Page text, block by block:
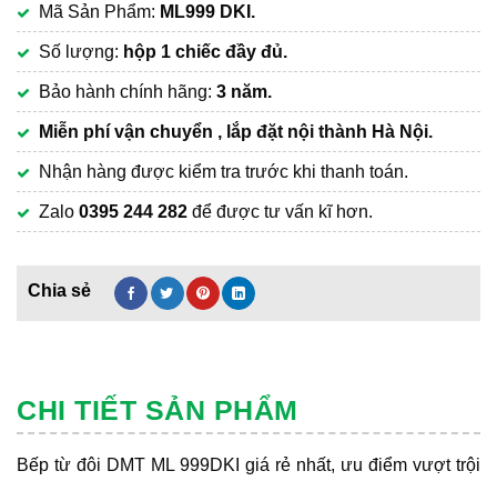
là:
15,900,000₫.
hiện
tại
là:
9,450,000₫.
Mã Sản Phẩm: ML999 DKI.
Số lượng: hộp 1 chiếc đầy đủ.
Bảo hành chính hãng: 3 năm.
Miễn phí vận chuyển , lắp đặt nội thành Hà Nội.
Nhận hàng được kiểm tra trước khi thanh toán.
Zalo 0395 244 282 để được tư vấn kĩ hơn.
CHI TIẾT SẢN PHẨM
Bếp từ đôi DMT ML 999DKI giá rẻ nhất, ưu điểm vượt trội